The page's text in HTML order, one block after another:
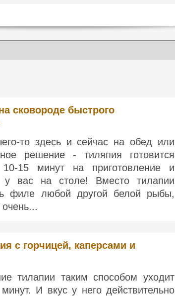
сковороде быстрого
то здесь и сейчас на обед или
решение - тиляпия готовится
15 минут на приготовление и
у вас на столе! Вместо тилапии
филе любой другой белой рыбы,
с горчицей, каперсами и
тилапии таким способом уходит
И вкус у него действительно